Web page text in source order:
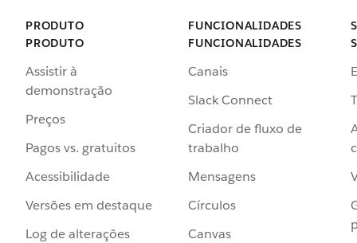
PRODUTO
PRODUTO
Assistir à
demonstração
Preços
Pagos vs. gratuitos
Acessibilidade
Versões em destaque
Log de alterações
FUNCIONALIDADES
FUNCIONALIDADES
Canais
Slack Connect
Criador de fluxo de
trabalho
Mensagens
Círculos
Canvas